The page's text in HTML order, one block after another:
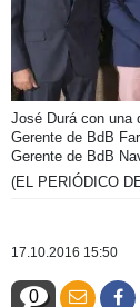
José Durá con una
Gerente de BdB
Gerente de BdB
(EL PERIÓDICO
17.10.2016 15:50
0